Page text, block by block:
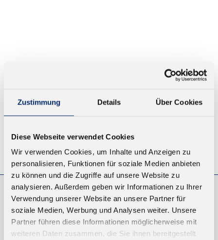
Zustimmung Details Über Cookies
Diese Webseite verwendet Cookies
Wir verwenden Cookies, um Inhalte und Anzeigen zu
personalisieren, Funktionen für soziale Medien anbieten
zu können und die Zugriffe auf unsere Website zu
analysieren. Außerdem geben wir Informationen zu Ihrer
Verwendung unserer Website an unsere Partner für
soziale Medien, Werbung und Analysen weiter. Unsere
Partner führen diese Informationen möglicherweise mit
weiteren Daten zusammen, die Sie ihnen bereitgestellt
© KLEIBERIT SE & CO. KG, Max-Becker-Str. 4, 76356 Weingarten,
Germany
EINKAUFEN
NEUKUNDEN
VERSAND UND ZAHLUNG